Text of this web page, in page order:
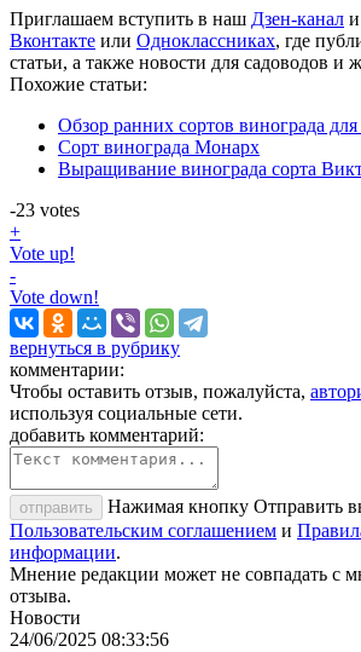
Приглашаем вступить в наш Дзен-канал и
Вконтакте или Одноклассниках, где
статьи, а также новости для садоводов и
Похожие статьи:
Обзор ранних сортов винограда
Сорт винограда Монарх
Выращивание винограда сорта
-23 votes
+
Vote up!
-
Vote down!
вернуться в рубрику
комментарии:
Чтобы оставить отзыв, пожалуйста,
используя социальные сети.
добавить комментарий:
отправить
Нажимая кнопку Отправить
Пользовательским соглашением и
информации.
Мнение редакции может не совпадать с
отзыва.
Новости
24/06/2025 08:33:56